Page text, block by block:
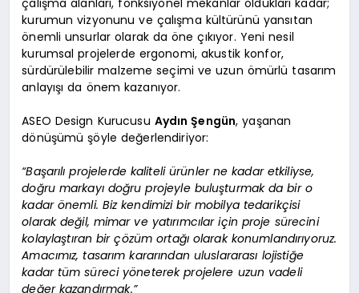
kurumun vizyonunu ve çalışma kültürünü yansıtan
önemli unsurlar olarak da öne çıkıyor. Yeni nesil
kurumsal projelerde ergonomi, akustik konfor,
sürdürülebilir malzeme seçimi ve uzun ömürlü tasarım
anlayışı da önem kazanıyor.
ASEO Design Kurucusu Aydın Şengün, yaşanan
dönüşümü şöyle değerlendiriyor:
“Başarılı projelerde kaliteli ürünler ne kadar etkiliyse,
doğru markayı doğru projeyle buluşturmak da bir o
kadar önemli. Biz kendimizi bir mobilya tedarikçisi
olarak değil, mimar ve yatırımcılar için proje sürecini
kolaylaştıran bir çözüm ortağı olarak konumlandırıyoruz.
Amacımız, tasarım kararından uluslararası lojistiğe
kadar tüm süreci yöneterek projelere uzun vadeli
değer kazandırmak.”